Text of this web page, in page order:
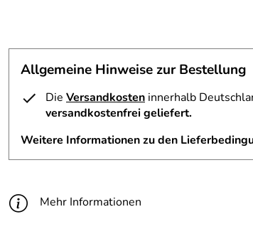
Allgemeine Hinweise zur Bestellung
Die Versandkosten innerhalb
versandkostenfrei geliefert.
Weitere Informationen zu den
Mehr Informationen